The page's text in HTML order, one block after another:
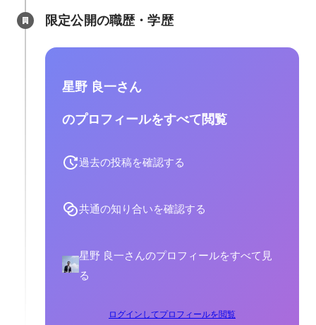
限定公開の職歴・学歴
星野 良一さん
のプロフィールをすべて閲覧
過去の投稿を確認する
共通の知り合いを確認する
星野 良一さんのプロフィールをすべて見
る
ログインしてプロフィールを閲覧